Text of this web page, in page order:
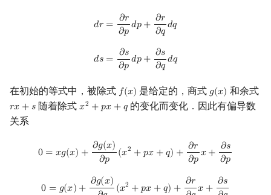
𝑑𝑟 = 𝜕𝑟
𝜕𝑝𝑑𝑝+ 𝜕𝑟
𝜕𝑞𝑑𝑞
d ∂pd p ∂qd q
𝑑𝑠 = 𝜕𝑠
𝜕𝑝𝑑𝑝+ 𝜕𝑠
𝜕𝑞𝑑𝑞
d ∂pd p ∂ ∂q dq
在初始的等式中，被除式 𝑓(𝑥)
f(x) 是给定的，商式 𝑔(𝑥)
g(x) 和余式
𝑟𝑥 + 𝑠
rx+ s 随着除式𝑥2 +𝑝𝑥 +𝑞
x2 +px+q
的变化而变化．因此有偏导数
关系
0 = 𝑥𝑔(𝑥) + 𝜕𝑔(𝑥)
𝜕𝑝 (𝑥2 +𝑝𝑥 +𝑞) + 𝜕𝑟
𝜕𝑝𝑥+ 𝜕𝑠
𝜕𝑝
x ( ∂g(x)∂ p x2 ∂ x+∂
0 = 𝑔(𝑥) + 𝜕𝑔(𝑥) (𝑥2 +𝑝𝑥 +𝑞) + 𝜕𝑟𝑥 + 𝜕𝑠
= ( ∂g(x)∂ q( x2 ∂ x+∂